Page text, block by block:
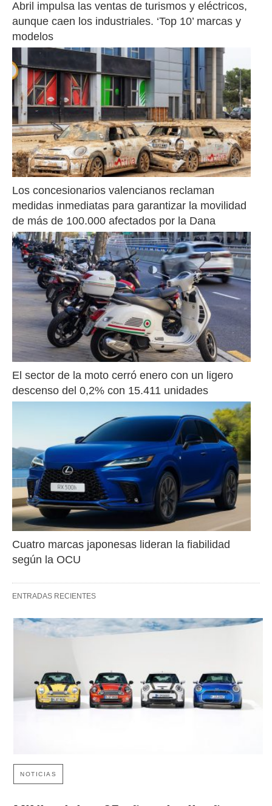
Abril impulsa las ventas de turismos y eléctricos,
aunque caen los industriales. ‘Top 10’ marcas y
modelos
Los concesionarios valencianos reclaman
medidas inmediatas para garantizar la movilidad
de más de 100.000 afectados por la Dana
El sector de la moto cerró enero con un ligero
descenso del 0,2% con 15.411 unidades
Cuatro marcas japonesas lideran la fiabilidad
según la OCU
ENTRADAS RECIENTES
NOTICIAS